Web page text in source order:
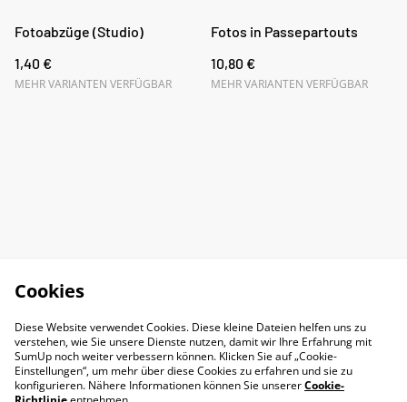
Fotoabzüge (Studio)
1,40 €
MEHR VARIANTEN VERFÜGBAR
Fotos in Passepartouts
10,80 €
MEHR VARIANTEN VERFÜGBAR
Cookies
Diese Website verwendet Cookies. Diese kleine Dateien helfen uns zu
verstehen, wie Sie unsere Dienste nutzen, damit wir Ihre Erfahrung mit
SumUp noch weiter verbessern können. Klicken Sie auf „Cookie-
Einstellungen“, um mehr über diese Cookies zu erfahren und sie zu
konfigurieren. Nähere Informationen können Sie unsererCookie-